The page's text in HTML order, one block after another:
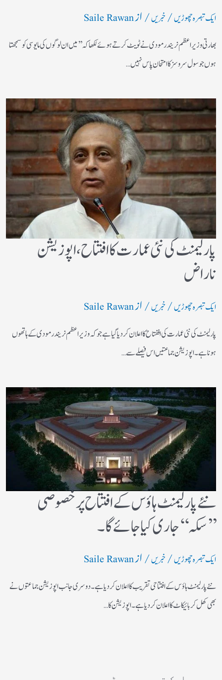
ایک تبصرہ چھوڑیں/خبریں/ ازSaile Rawan
بھارتی وزیر اعظم نریندر مودی نے ٹویٹ کرتے ہوئے لکھاکہ ’’میں ان لوگوں کی مایوسی کو سمجھتا
ہوں جو سول سروسز کا امتحان پاس نہیں…
پارلیمنٹ کی نئی عمارت کا افتتاح​، اپوزیشن
ناراض
ایک تبصرہ چھوڑیں/خبریں/ ازSaile Rawan
پارلیمنٹ کی نئی عمارت کی اففتاح کا اعلان کردیاگیا ہے جو کہ وزیر اعظم نریندر مودی کے ہاتھوں
ہونا ہے۔ اپوزیشن جماعتیں اس فیصلے سے…
نئے پارلیمنٹ ہاؤس کے افتتاح پر خصوصی
’’سکہ‘‘ جاری کیا جائے گا۔
ایک تبصرہ چھوڑیں/خبریں/ ازSaile Rawan
نئے پارلیمنٹ ہاؤس کے افتتاحی تقریب کا اعلان کردیا ہے۔ دوسری جانب اپوزیشن جماعتوں نے
بھی کھل کر بائیکاٹ کا اعلان کردیا ہے۔ اپوزیشن کا…